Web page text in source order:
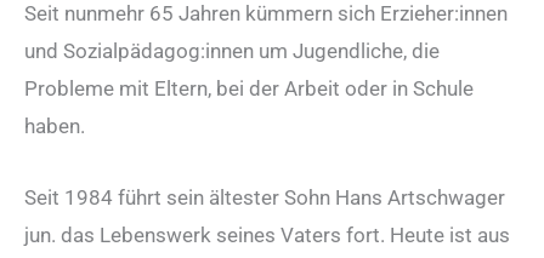
Seit nunmehr 65 Jahren kümmern sich Erzieher:innen
und Sozialpädagog:innen um Jugendliche, die
Probleme mit Eltern, bei der Arbeit oder in Schule
haben.
Seit 1984 führt sein ältester Sohn Hans Artschwager
jun. das Lebenswerk seines Vaters fort. Heute ist aus